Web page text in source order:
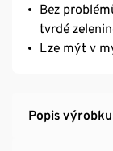
Bez
tvrdé
Lze mýt v
Popis výrobku